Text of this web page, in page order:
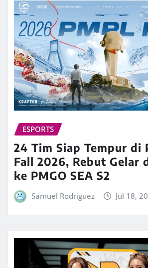
ESPORTS
24 Tim Siap Tempur di
Fall 2026, Rebut Gelar
ke PMGO SEA S2
Samuel Rodriguez Jul 18,